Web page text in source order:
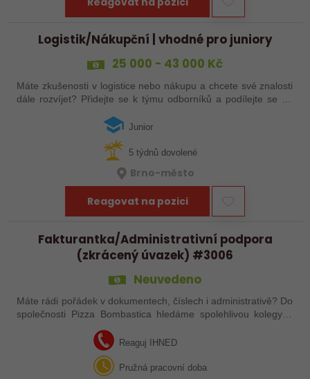
Logistik/Nákupční | vhodné pro juniory
25 000 - 43 000 Kč
Máte zkušenosti v logistice nebo nákupu a chcete své znalosti
dále rozvíjet? Přidejte se k týmu odborníků a podílejte se na
Junior
5 týdnů dovolené
Brno-město
Reagovat na pozici
Fakturantka/Administrativní podpora
(zkrácený úvazek) #3006
Neuvedeno
Máte rádi pořádek v dokumentech, číslech i administrativě? Do
společnosti Pizza Bombastica hledáme spolehlivou kolegyni,
která podpoří naši účetní a administrativní agendu. Pokud
máte zkušenosti se…
Reaguj IHNED
Pružná pracovní doba